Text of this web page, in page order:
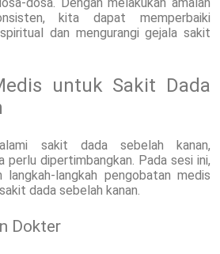
kita dapat memperbaiki
dan mengurangi gejala sakit
untuk Sakit Dada
sakit dada sebelah kanan,
perlu dipertimbangkan. Pada sesi ini,
langkah-langkah pengobatan medis
dada sebelah kanan.
Dokter